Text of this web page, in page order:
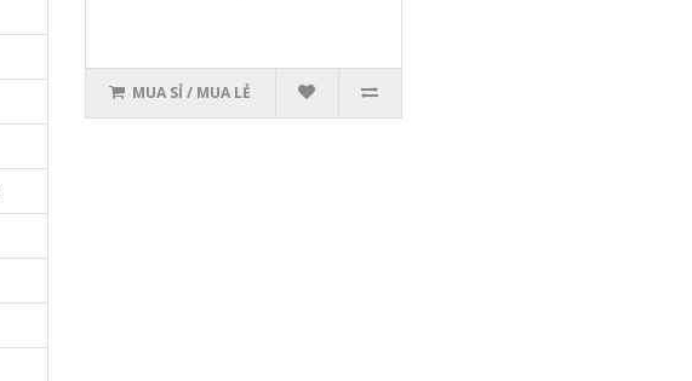
MUA SỈ / MUA LẺ